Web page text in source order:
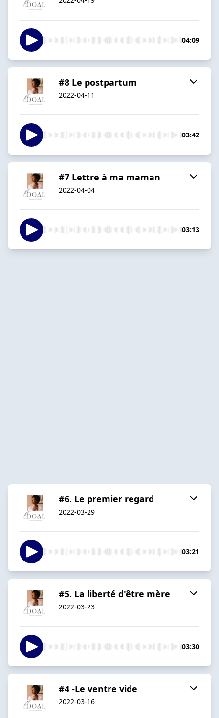
04:09
#8 Le postpartum
2022-04-11
03:42
#7 Lettre à ma maman
2022-04-04
03:13
#6. Le premier regard
2022-03-29
03:21
#5. La liberté d'être mère
2022-03-23
03:30
#4 -Le ventre vide
2022-03-16